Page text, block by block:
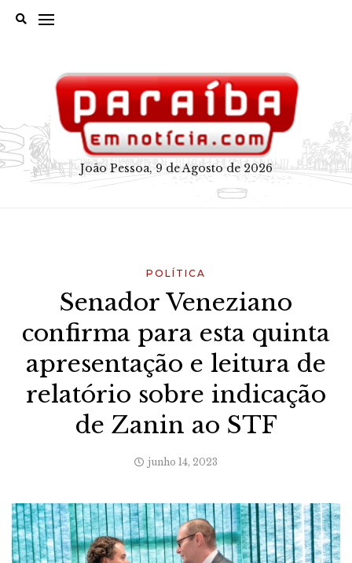
João Pessoa, 9 de Agosto de 2026
POLÍTICA
Senador Veneziano
confirma para esta quinta
apresentação e leitura de
relatório sobre indicação
de Zanin ao STF
junho 14, 2023